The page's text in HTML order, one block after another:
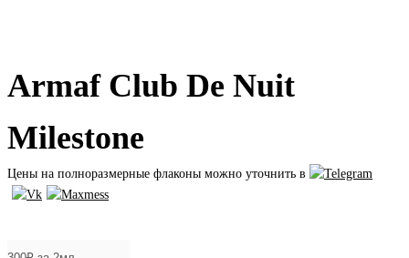
Armaf Club De Nuit
Milestone
Цены на полноразмерные флаконы можно уточнить в